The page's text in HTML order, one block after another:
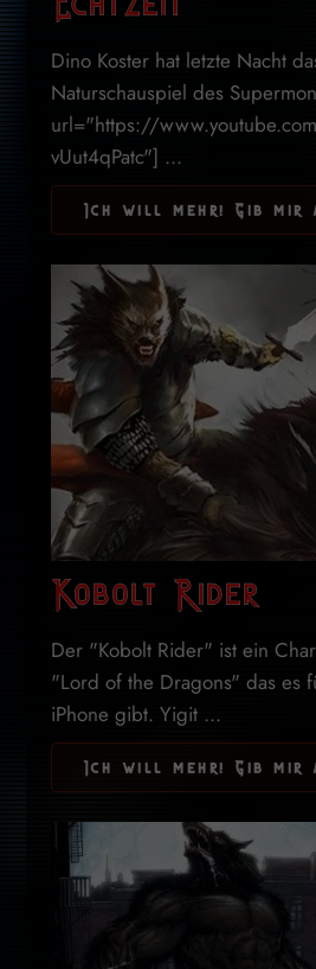
Dino Koster hat letzte Nacht
Naturschauspiel des
url="https://
vUut4qPatc"] ...
Ich will mehr! Gib
Kobolt Rider
Der "Kobolt Rider" ist ein
"Lord of the Dragons" das es
iPhone gibt. Yigit ...
Ich will mehr! Gib